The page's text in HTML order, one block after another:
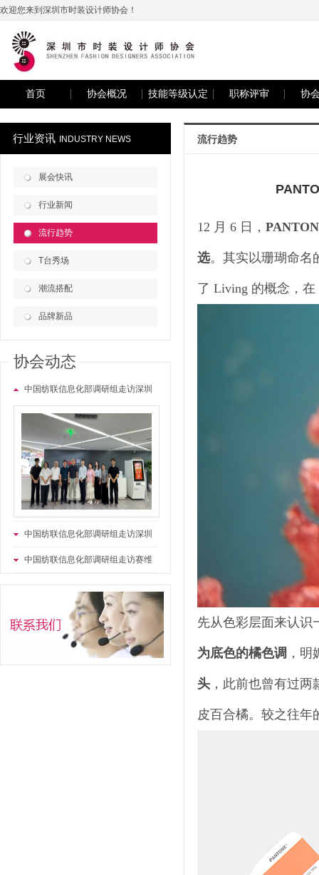
欢迎您来到深圳市时装设计师协会！
首页 协会概况 技能等级认定 职称评审 协
行业资讯 INDUSTRY NEWS
展会快讯
行业新闻
流行趋势
T台秀场
潮流搭配
品牌新品
协会动态
中国纺联信息化部调研组走访深圳
市商汤科技有限公司
中国纺联信息化部调研组走访深圳
市厚时人工智能有限公司
中国纺联信息化部调研组走访赛维
流行趋势
12 月 6 日，
选。其实以珊瑚命名
了 Living 的概念，
先从色彩层面来认识
为底色的橘色调 ，
头 ，此前也曾有过
皮百合橘。较之往